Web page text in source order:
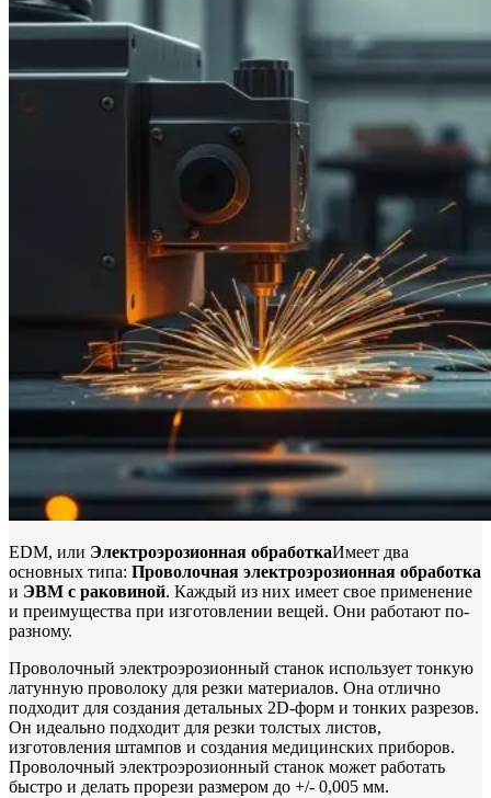
EDM, или Электроэрозионная обработкаИмеет два
основных типа: Проволочная электроэрозионная обработка
и ЭВМ с раковиной. Каждый из них имеет свое применение
и преимущества при изготовлении вещей. Они работают по-
разному.
Проволочный электроэрозионный станок использует тонкую
латунную проволоку для резки материалов. Она отлично
подходит для создания детальных 2D-форм и тонких разрезов.
Он идеально подходит для резки толстых листов,
изготовления штампов и создания медицинских приборов.
Проволочный электроэрозионный станок может работать
быстро и делать прорези размером до +/- 0,005 мм.